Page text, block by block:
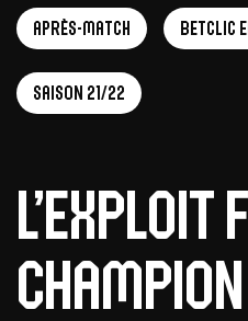
Après-match Betclic
Saison 21/22
L’exploit
Champion